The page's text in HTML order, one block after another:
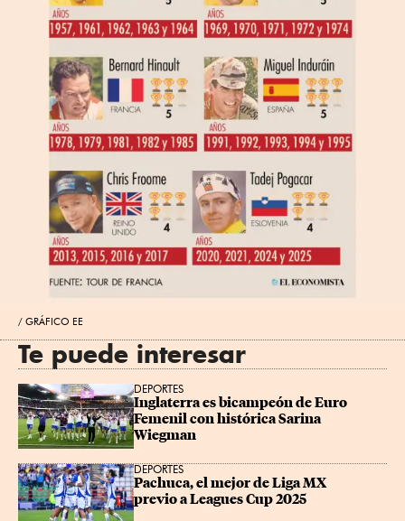
GRÁFICO EE
Te puede interesar
DEPORTES
Inglaterra es bicampeón de Euro
Femenil con histórica Sarina
Wiegman
DEPORTES
Pachuca, el mejor de Liga MX
previo a Leagues Cup 2025